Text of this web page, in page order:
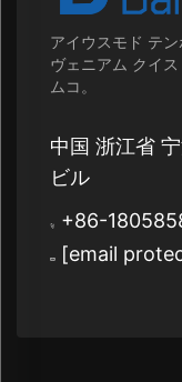
アイウスモド テ
ヴェニアム クイ
ムコ。
中国 浙江省
ビル
+86-
[email